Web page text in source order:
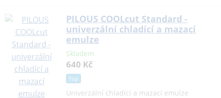
PILOUS COOLcut Standard -
univerzální chladící a mazací
emulze
Skladem
640 Kč
Top
Univerzální chladící a mazací emulze